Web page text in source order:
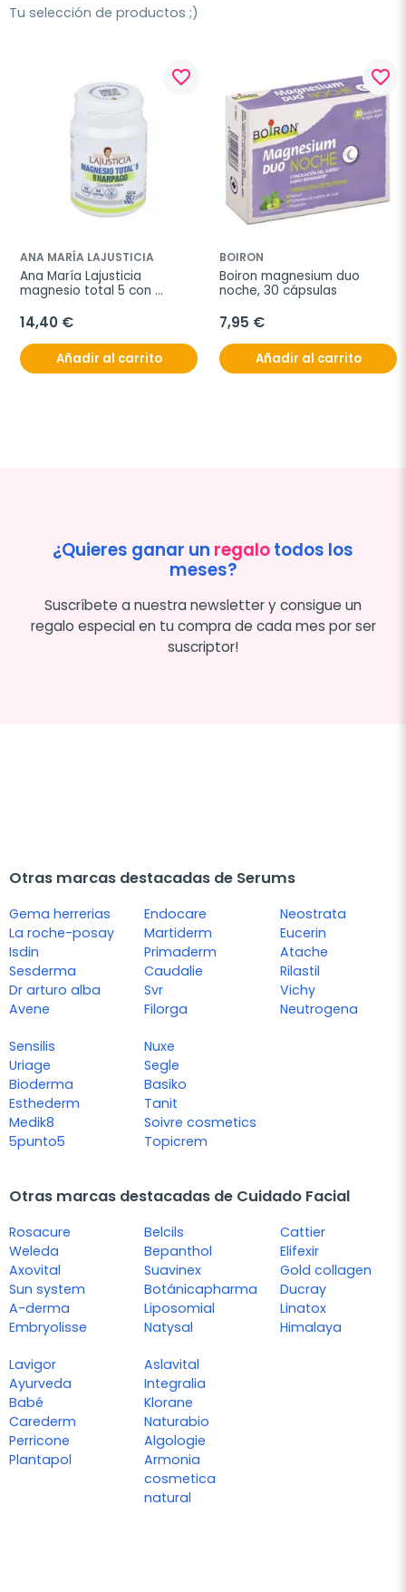
Tu selección de productos ;)
favorite_border
ANA MARÍA LAJUSTICIA
Ana María Lajusticia
magnesio total 5 con
comprimidos
14,40 €
Añadir al carrito
favorite_border
BOIRON
Boiron magnesium duo
noche, 30 cápsulas
7,95 €
Añadir al carrito
¿Quieres ganar un regalotodos los
meses?
Suscríbete a nuestra newsletter y consigue un
regalo especial en tu compra de cada mes por ser
suscriptor!
Otras marcas destacadas de Serums
Gema herrerias
La roche-posay
Isdin
Sesderma
Dr arturo alba
Avene
Endocare
Martiderm
Primaderm
Caudalie
Svr
Filorga
Neostrata
Eucerin
Atache
Rilastil
Vichy
Neutrogena
Sensilis
Uriage
Bioderma
Esthederm
Medik8
5punto5
Nuxe
Segle
Basiko
Tanit
Soivre cosmetics
Topicrem
Otras marcas destacadas de Cuidado Facial
Rosacure
Weleda
Axovital
Sun system
A-derma
Embryolisse
Belcils
Bepanthol
Suavinex
Botánicapharma
Liposomial
Natysal
Cattier
Elifexir
Gold collagen
Ducray
Linatox
Himalaya
Lavigor
Ayurveda
Babé
Carederm
Perricone
Plantapol
Aslavital
Integralia
Klorane
Naturabio
Algologie
Armonia
cosmetica
natural